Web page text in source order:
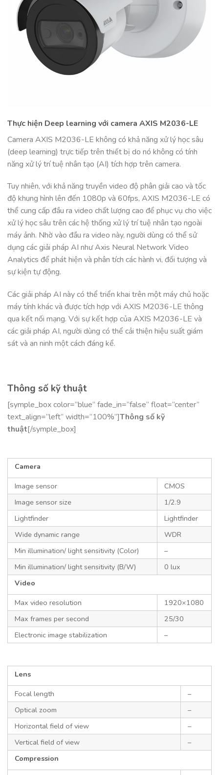
Thực hiện Deep learning với camera AXIS M2036-LE
Camera AXIS M2036-LE không có khả năng xử lý học sâu
(deep learning) trực tiếp trên thiết bị do nó không có tính
năng xử lý trí tuệ nhân tạo (AI) tích hợp trên camera.
Tuy nhiên, với khả năng truyền video độ phân giải cao và tốc
độ khung hình lên đến 1080p và 60fps, AXIS M2036-LE có
thể cung cấp đầu ra video chất lượng cao để phục vụ cho việc
xử lý học sâu trên các hệ thống xử lý trí tuệ nhân tạo ngoài
máy ảnh. Nhờ vào đầu ra video này, người dùng có thể sử
dụng các giải pháp AI như Axis Neural Network Video
Analytics để phát hiện và phân tích các hành vi, đối tượng và
sự kiện tự động.
Các giải pháp AI này có thể triển khai trên một máy chủ hoặc
máy tính khác và được tích hợp với AXIS M2036-LE thông
qua kết nối mạng. Với sự kết hợp của AXIS M2036-LE và
các giải pháp AI, người dùng có thể cải thiện hiệu suất giám
sát và an ninh một cách đáng kể.
Thông số kỹ thuật
[symple_box color=”blue” fade_in=”false” float=”center”
text_align=”left” width=”100%”]Thông số kỹ
thuật[/symple_box]
Camera
Image sensor
CMOS
Image sensor size
1/2.9
Lightfinder
Lightfinder
Wide dynamic range
WDR
Min illumination/ light sensitivity (Color)
–
Min illumination/ light sensitivity (B/W)
0 lux
Video
Max video resolution
1920×1080
Max frames per second
25/30
Electronic image stabilization
–
Lens
Focal length
–
Optical zoom
–
Horizontal field of view
–
Vertical field of view
–
Compression